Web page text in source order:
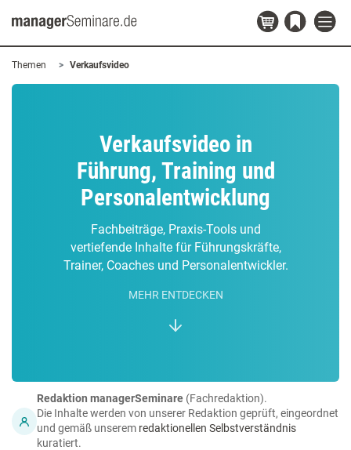
Themen Verkaufsvideo
Verkaufsvideo in
Führung, Training und
Personalentwicklung
Fachbeiträge, Praxis-Tools und
vertiefende Inhalte für Führungskräfte,
Trainer, Coaches und Personalentwickler.
MEHR ENTDECKEN
Redaktion managerSeminare (Fachredaktion).
Die Inhalte werden von unserer Redaktion geprüft, eingeordnet
und gemäß unserem redaktionellen Selbstverständnis
kuratiert.